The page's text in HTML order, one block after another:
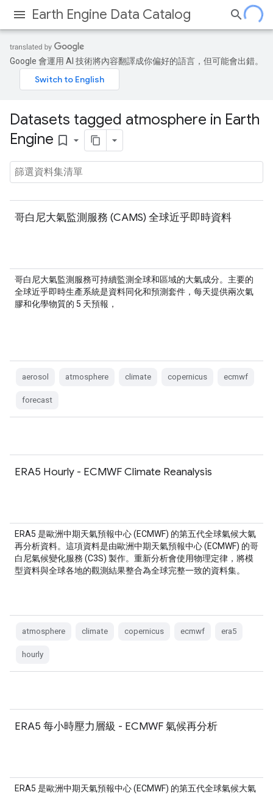
Earth Engine Data Catalog
Google 會運用 AI 技術將內容翻譯成你偏好的語言，但可能會出錯。
Datasets tagged atmosphere in Earth
Engine bookmark_border
哥白尼大氣監測服務 (CAMS) 全球近乎即時資料
哥白尼大氣監測服務可持續監測全球和區域的大氣成分。主要的
全球近乎即時生產系統是資料同化和預測套件，每天提供兩次氣
膠和化學物質的 5 天預報，
aerosol atmosphere climate copernicus ecmwf
forecast
ERA5 Hourly - ECMWF Climate Reanalysis
ERA5 是歐洲中期天氣預報中心 (ECMWF) 的第五代全球氣候大氣
再分析資料。這項資料是由歐洲中期天氣預報中心 (ECMWF) 的哥
白尼氣候變化服務 (C3S) 製作。重新分析會使用物理定律，將模
型資料與全球各地的觀測結果整合為全球完整一致的資料集。
atmosphere climate copernicus ecmwf era5
hourly
ERA5 每小時壓力層級 - ECMWF 氣候再分析
ERA5 是歐洲中期天氣預報中心 (ECMWF) 的第五代全球氣候大氣